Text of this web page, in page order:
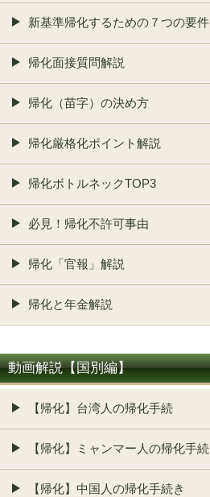
新基準帰化するための７つの要件
帰化面接質問解説
帰化（苗字）の決め方
帰化厳格化ポイント解説
帰化ボトルネックTOP3
必見！帰化不許可事由
帰化「官報」解説
帰化と年金解説
動画解説【国別編】
【帰化】台湾人の帰化手続
【帰化】ミャンマー人の帰化手続
【帰化】中国人の帰化手続き